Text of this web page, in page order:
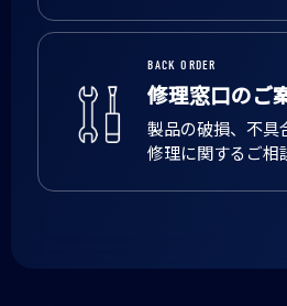
BACK ORDER
修理窓口のご
製品の破損、不具
修理に関するご相